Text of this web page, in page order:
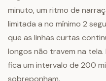
minuto, um ritmo de
limitada a no mínimo 2
que as linhas curtas
longos não travem na
fica um intervalo de 200
sobreponham.